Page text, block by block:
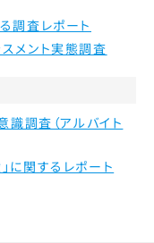
調査レポート
メント実態調査
調査（アルバイト
に関するレポート